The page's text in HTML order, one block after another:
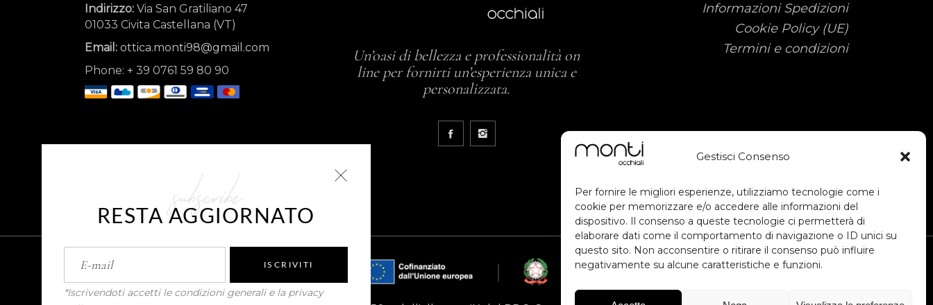
Gestisci Consenso
Per fornire le migliori esperienze, utilizziamo tecnologie come i
cookie per memorizzare e/o accedere alle informazioni del
dispositivo. Il consenso a queste tecnologie ci permetterà di
elaborare dati come il comportamento di navigazione o ID unici su
questo sito. Non acconsentire o ritirare il consenso può influire
negativamente su alcune caratteristiche e funzioni.
subscribe
RESTA AGGIORNATO
ISCRIVITI
*Iscrivendoti accetti le condizioni generali e la privacy
Indirizzo: Via San Gratiliano 47
01033 Civita Castellana (VT)
Email: ottica.monti98@gmail.com
Phone: + 39 0761 59 80 90
Un’oasi di bellezza e professionalità on
line per fornirti un’esperienza unica e
personalizzata.
Informazioni Spedizioni
Cookie Policy (UE)
Termini e condizioni